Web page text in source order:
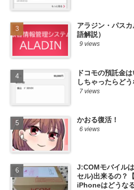
アラジン・パス
語解説）
9 views
ドコモの預託金
しちゃったらどう
7 views
かおる復活！
6 views
J:COMモバイル
セル)出来るの？
iPhoneはどうなる